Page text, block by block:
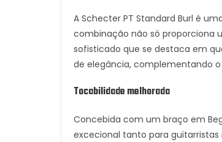
A Schecter PT Standard Burl é
combinação não só proporciona
sofisticado que se destaca em
de elegância, complementando
Tocabilidade melhorada
Concebida com um braço em
excecional tanto para